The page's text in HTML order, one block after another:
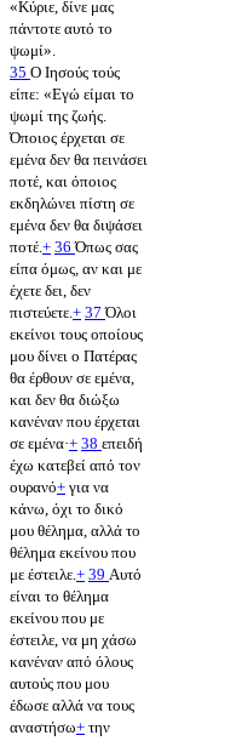
«Κύριε, δίνε μας
πάντοτε αυτό το
ψωμί».
35 Ο Ιησούς τούς
είπε: «Εγώ είμαι το
ψωμί της ζωής.
Όποιος έρχεται σε
εμένα δεν θα πεινάσει
ποτέ, και όποιος
εκδηλώνει πίστη σε
εμένα δεν θα διψάσει
ποτέ. + 36Όπως σας
είπα όμως, αν και με
έχετε δει, δεν
πιστεύετε. + 37Όλοι
εκείνοι τους οποίους
μου δίνει ο Πατέρας
θα έρθουν σε εμένα,
και δεν θα διώξω
κανέναν που έρχεται
σε εμένα·+ 38 επειδή
έχω κατεβεί από τον
ουρανό+ για να
κάνω, όχι το δικό
μου θέλημα, αλλά το
θέλημα εκείνου που
με έστειλε. + 39 Αυτό
είναι το θέλημα
εκείνου που με
έστειλε, να μη χάσω
κανέναν από όλους
αυτούς που μου
έδωσε αλλά να τους
αναστήσω+ την